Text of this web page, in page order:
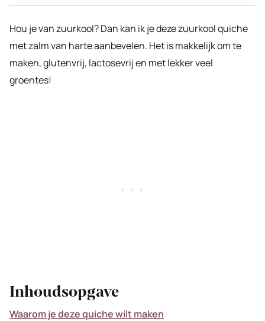
Hou je van zuurkool? Dan kan ik je deze zuurkool quiche
met zalm van harte aanbevelen. Het is makkelijk om te
maken, glutenvrij, lactosevrij en met lekker veel
groentes!
Inhoudsopgave
Waarom je deze quiche wilt maken